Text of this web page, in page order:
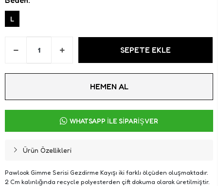
L
SEPETE EKLE
HEMEN AL
WHATSAPP İLE SİPARİŞ VER
Ürün Özellikleri
Pawlook Gimme Serisi Gezdirme Kayışı iki farklı ölçüden oluşmaktadır.
2 Cm kalınlığında recycle polyesterden çift dokuma olarak üretilmiştir.